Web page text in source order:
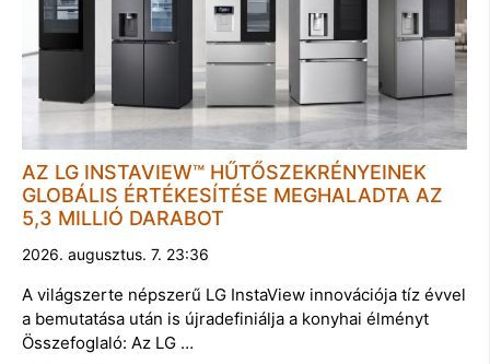
AZ LG INSTAVIEW™ HŰTŐSZEKRÉNYEINEK
GLOBÁLIS ÉRTÉKESÍTÉSE MEGHALADTA AZ
5,3 MILLIÓ DARABOT
2026. augusztus. 7. 23:36
A világszerte népszerű LG InstaView innovációja tíz évvel
a bemutatása után is újradefiniálja a konyhai élményt
Összefoglaló: Az LG …